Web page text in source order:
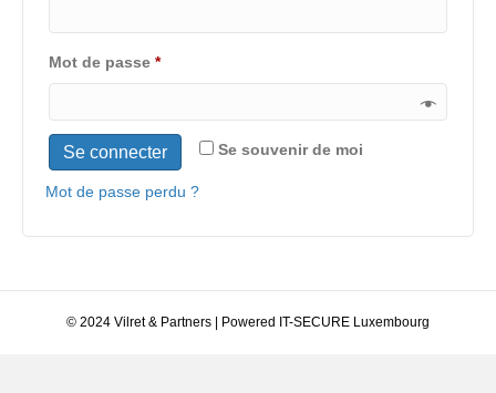
Mot de passe *Obligatoire
Se souvenir de moi
Se connecter
Mot de passe perdu ?
© 2024 Vilret & Partners | Powered IT-SECURE Luxembourg